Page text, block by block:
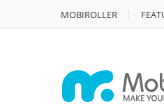
MOBIROLLER